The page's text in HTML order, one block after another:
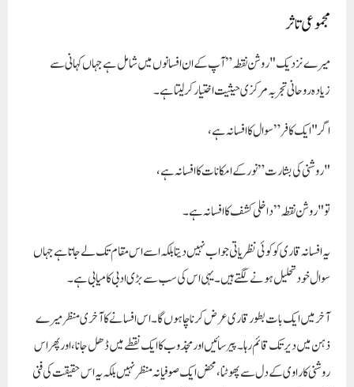
مجموعی تاثر
میرے نزدیک"روشن نقطہ”آپ کے ان افسانوں میں شامل ہے جہاں کہانی سے
زیادہروحانی تجربہمرکزی حیثیت اختیار کر لیتا ہے۔
اگر"ایک کافر”سوال کا افسانہ ہے،
"روشنی کی بشارت”نور کے امکانات کا افسانہ ہے،
تو"روشن نقطہ”داخلی کشفکا افسانہ ہے۔
یہ افسانہ قاری کو کوئی نظریاتی جواب نہیں دیتا بلکہ اسے اس مقام تک لے جاتا ہے جہاں
سوال خود تحلیل ہونے لگتے ہیں۔ یہی اس کی سب سے بڑی ادبی کامیابی ہے۔
آخر میں ایک بات بطور قاری عرض کرنا چاہوں گا۔ اس افسانے کا آخری منظر میرے
ذہن میں دیر تک قائم رہا۔ پیرسائیں اور مجذوب کا ایک نقطے میں ڈھل جانا، اور پھر اس
روشنی کا راوی کے دل سے پھوٹنا، محض ایک صوفیانہ منظر نہیں بلکہ یہ اس حقیقت کی فنی